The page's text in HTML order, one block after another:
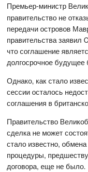
Премьер-министр
правительство не
передачи островов
правительства заявил
что соглашение
долгосрочное будущее
Однако, как стало
сессии осталось
соглашения в
Правительство
сделка не может
стало известно,
процедуры,
договора, еще не было.